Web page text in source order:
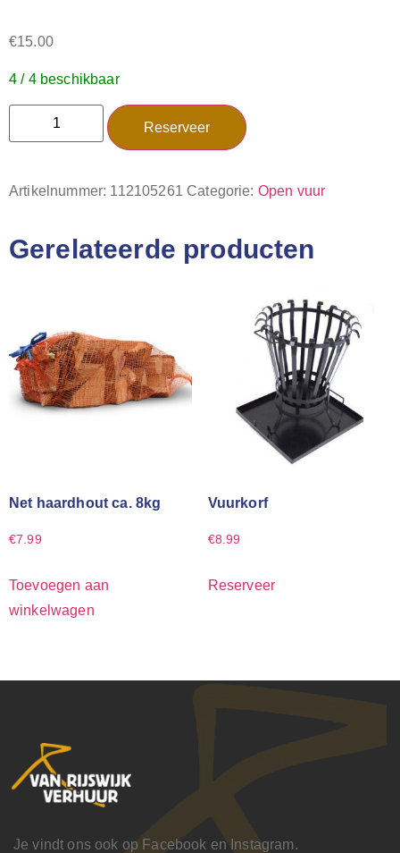
€15.00
4 / 4 beschikbaar
Reserveer
Artikelnummer: 112105261 Categorie: Open vuur
Gerelateerde producten
Net haardhout ca. 8kg
€7.99
Toevoegen aan
winkelwagen
Vuurkorf
€8.99
Reserveer
Je vindt ons ook op Facebook en Instagram.